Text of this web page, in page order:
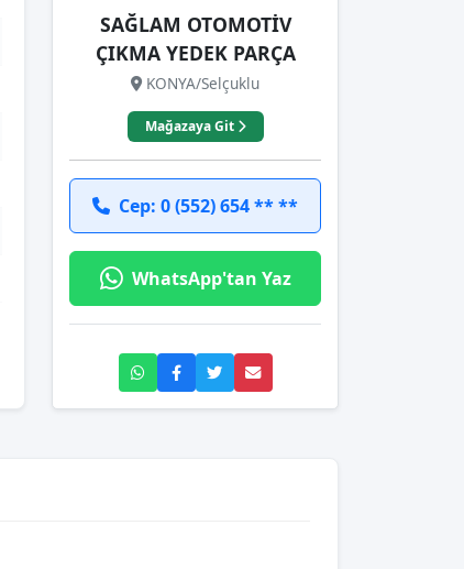
SAĞLAM OTOMOTİV
ÇIKMA YEDEK PARÇA
KONYA/Selçuklu
Mağazaya Git
Cep: 0 (552) 654 ** **
WhatsApp'tan Yaz